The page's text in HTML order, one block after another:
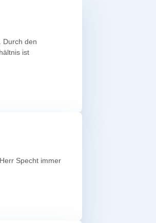
Durch den
ist
Specht immer